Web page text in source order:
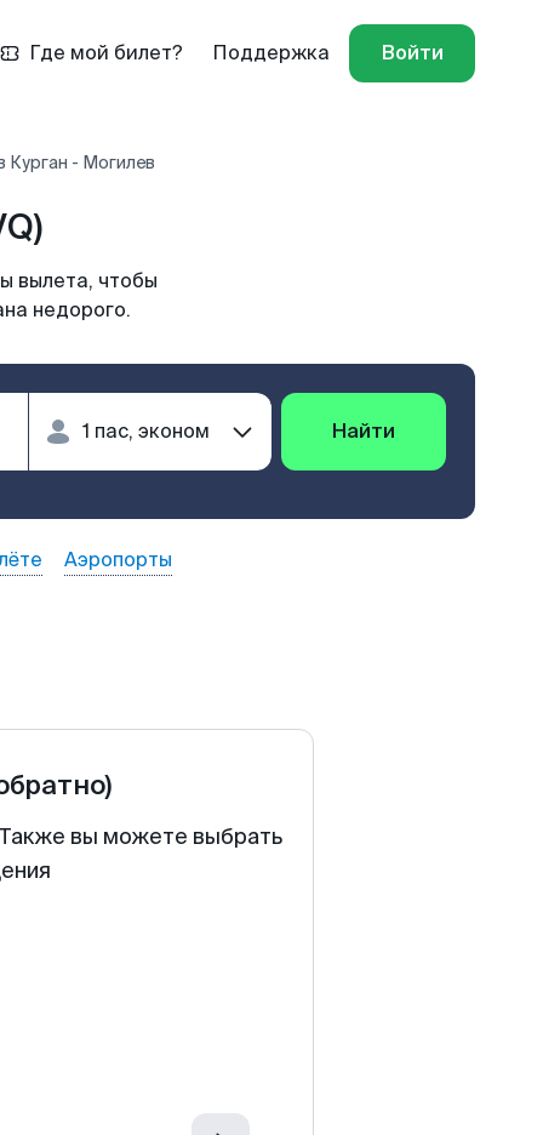
Где мой билет? Поддержка Войти
Курган - Могилев
вылета, чтобы
недорого.
Найти
Аэропорты
вы можете выбрать